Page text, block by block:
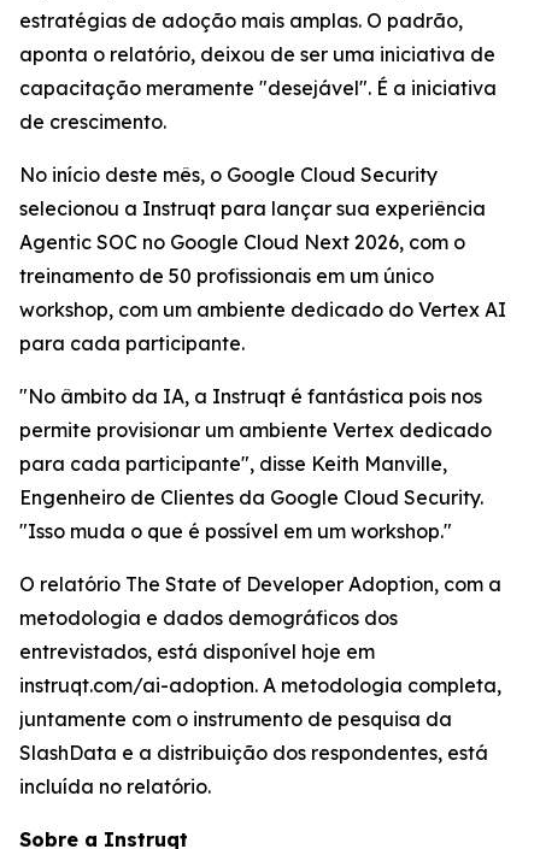
estratégias de adoção mais amplas. O padrão,
aponta o relatório, deixou de ser uma iniciativa de
capacitação meramente "desejável". É a iniciativa
de crescimento.
No início deste mês, o Google Cloud Security
selecionou a Instruqt para lançar sua experiência
Agentic SOC no Google Cloud Next 2026, com o
treinamento de 50 profissionais em um único
workshop, com um ambiente dedicado do Vertex AI
para cada participante.
"No âmbito da IA, a Instruqt é fantástica pois nos
permite provisionar um ambiente Vertex dedicado
para cada participante", disse Keith Manville,
Engenheiro de Clientes da Google Cloud Security.
"Isso muda o que é possível em um workshop."
O relatório The State of Developer Adoption, com a
metodologia e dados demográficos dos
entrevistados, está disponível hoje em
instruqt.com/ai-adoption. A metodologia completa,
juntamente com o instrumento de pesquisa da
SlashData e a distribuição dos respondentes, está
incluída no relatório.
Sobre a Instruqt